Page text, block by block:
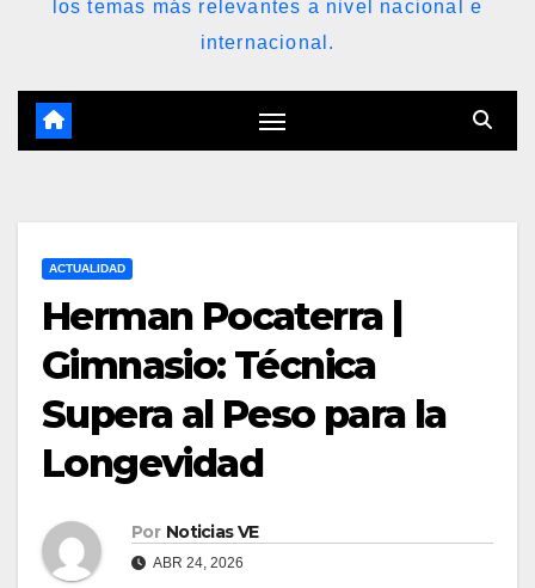
los temas más relevantes a nivel nacional e
internacional.
ACTUALIDAD
Herman Pocaterra |
Gimnasio: Técnica
Supera al Peso para la
Longevidad
Por Noticias VE
ABR 24, 2026